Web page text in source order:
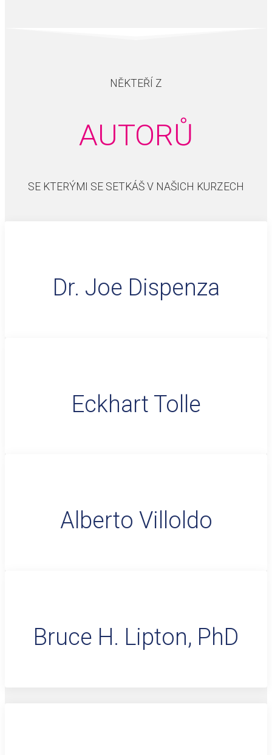
NĚKTEŘÍ Z
AUTORŮ
SE KTERÝMI SE SETKÁŠ V NAŠICH KURZECH
Dr. Joe Dispenza
Eckhart Tolle
Alberto Villoldo
Bruce H. Lipton, PhD